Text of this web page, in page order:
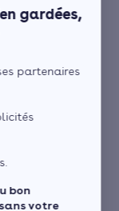
gardées,
partenaires
bon
votre
Murs
Sols
en